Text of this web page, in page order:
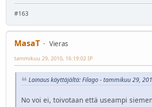
#163
MasaT
Vieras
tammikuu 29, 2010, 16:19:02 IP
Lainaus käyttäjältä: Filago - tammikuu 29,
No voi ei, toivotaan että useampi